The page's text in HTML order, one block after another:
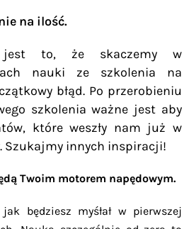
na ilość.
jest to, że skaczemy w
nauki ze szkolenia na
błąd. Po przerobieniu
szkolenia ważne jest aby
które weszły nam już w
Szukajmy innych inspiracji!
Twoim motorem napędowym.
będziesz myśłał w pierwszej